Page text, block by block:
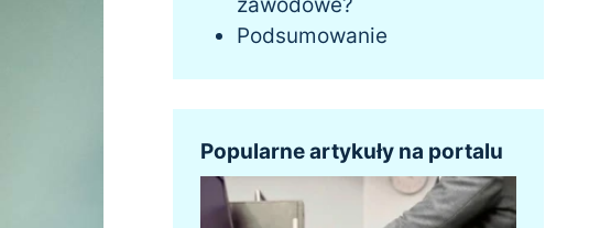
Podsumowanie
Popularne artykuły na portalu